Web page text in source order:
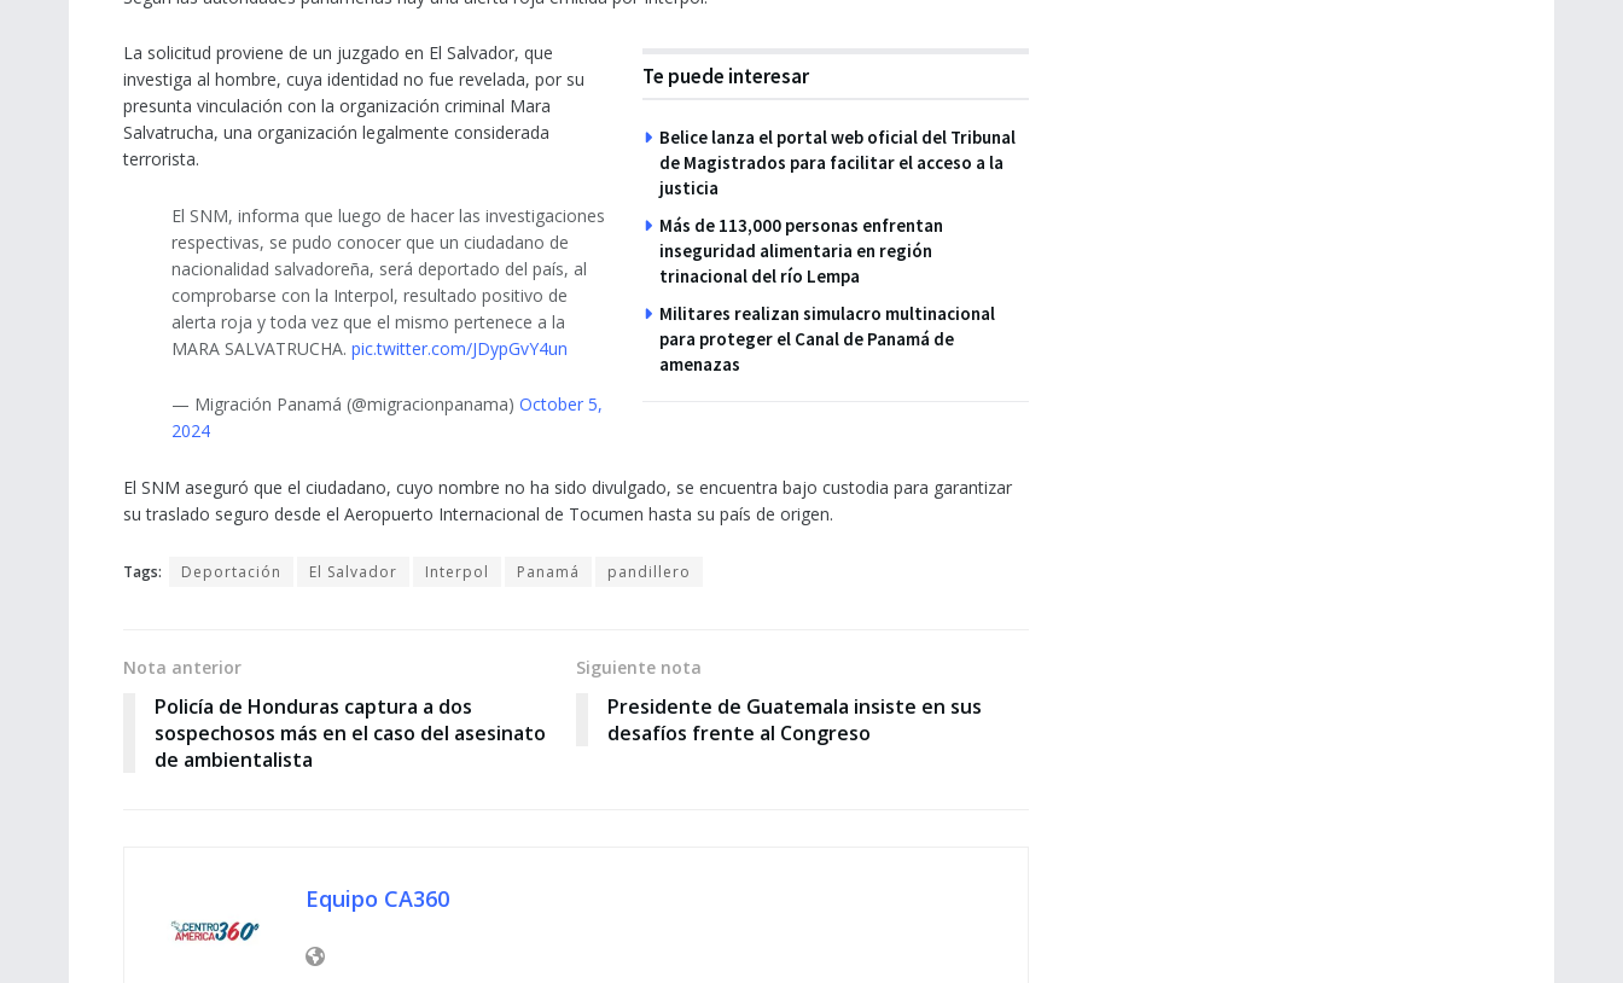
Te puede interesar
Belice lanza el portal web oficial del Tribunal
de Magistrados para facilitar el acceso a la
justicia
Más de 113,000 personas enfrentan
inseguridad alimentaria en región
trinacional del río Lempa
Militares realizan simulacro multinacional
para proteger el Canal de Panamá de
amenazas
La solicitud proviene de un juzgado en El Salvador, que
investiga al hombre, cuya identidad no fue revelada, por su
presunta vinculación con la organización criminal Mara
Salvatrucha, una organización legalmente considerada
terrorista.
El SNM, informa que luego de hacer las investigaciones
respectivas, se pudo conocer que un ciudadano de
nacionalidad salvadoreña, será deportado del país, al
comprobarse con la Interpol, resultado positivo de
alerta roja y toda vez que el mismo pertenece a la
MARA SALVATRUCHA. pic.twitter.com/JDypGvY4un
— Migración Panamá (@migracionpanama) October 5,
2024
El SNM aseguró que el ciudadano, cuyo nombre no ha sido divulgado, se encuentra bajo custodia para garantizar
su traslado seguro desde el Aeropuerto Internacional de Tocumen hasta su país de origen.
Tags: Deportación El Salvador Interpol Panamá pandillero
Nota anterior
Policía de Honduras captura a dos
sospechosos más en el caso del asesinato
de ambientalista
Siguiente nota
Presidente de Guatemala insiste en sus
desafíos frente al Congreso
Equipo CA360